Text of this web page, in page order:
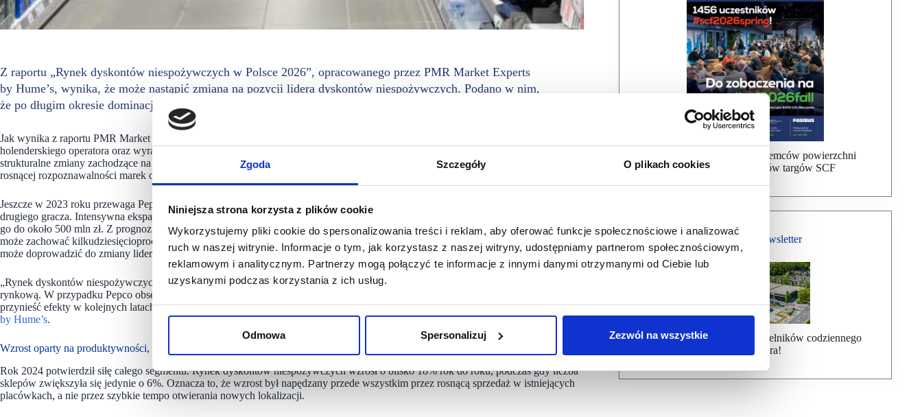
Zgoda Szczegóły O plikach cookies
Niniejsza strona korzysta z plików cookie
Wykorzystujemy pliki cookie do spersonalizowania treści i reklam, aby oferować funkcje społecznościowe i analizować
ruch w naszej witrynie. Informacje o tym, jak korzystasz z naszej witryny, udostępniamy partnerom społecznościowym,
reklamowym i analitycznym. Partnerzy mogą połączyć te informacje z innymi danymi otrzymanymi od Ciebie lub
uzyskanymi podczas korzystania z ich usług.
Odmowa Spersonalizuj Zezwól na wszystkie
Z raportu „Rynek dyskontów niespożywczych w Polsce 2026”, opracowanego przez PMR Market Experts
by Hume’s, wynika, że może nastąpić zmiana na pozycji lidera dyskontów niespożywczych. Podano w nim,
że po długim okresie dominacji Pepco pozycję lidera pod względem wartości sprzedaży może przejąć sieć Action.
Jak wynika z raportu PMR Market Experts by Hume’s zmiana ta jest konsekwencją utrzymującej się wysokiej dynamiki rozwoju
holenderskiego operatora oraz wyraźnego spowolnienia wzrostu dotychczasowego lidera. Przetasowanie wpisuje się w szersze,
strukturalne zmiany zachodzące na rynku, który coraz częściej rozwija się dzięki poprawie produktywności istniejących placówek,
rosnącej rozpoznawalności marek oraz koncentracji na kategoriach o wysokiej rotacji.
Jeszcze w 2023 roku przewaga Pepco nad Action była wyraźna – przychody lidera były niemal półtora raza wyższe niż wyniki
drugiego gracza. Intensywna ekspansja Action w 2024 roku znacząco zmniejszyła jednak dystans pomiędzy sieciami, ograniczając
go do około 500 mln zł. Z prognoz PMR Market Experts by Hume’s wynika, że jeśli obecne trendy się utrzymają, w 2025 roku Action
może zachować kilkudziesięcioprocentowe tempo wzrostu, podczas gdy Pepco będzie rozwijać się jednocyfrowo, co potencjalnie
może doprowadzić do zmiany lidera rynku
„Rynek dyskontów niespożywczych pozostaje bardzo konkurencyjny, a różnice w tempie wzrostu szybko przekładają się na pozycję
rynkową. W przypadku Pepco obserwujemy obecnie okres przejściowy związany z działaniami restrukturyzacyjnymi, które mogą
przynieść efekty w kolejnych latach” – komentuje Agnieszka Skonieczna, head retail market analyst wPMR Market Experts
by Hume’s.
Wzrost oparty na produktywności, nie na ekspansji
Rok 2024 potwierdził siłę całego segmentu. Rynek dyskontów niespożywczych wzrósł o blisko 18% rok do roku, podczas gdy liczba
sklepów zwiększyła się jedynie o 6%. Oznacza to, że wzrost był napędzany przede wszystkim przez rosnącą sprzedaż w istniejących
placówkach, a nie przez szybkie tempo otwierania nowych lokalizacji.
Bezpłatna wysyłka dla najemców powierzchni
handlowej, uczestników targów SCF
Bezpłatny Newsletter
Dołącz do ponad 7000 czytelników codziennego
newslettera!